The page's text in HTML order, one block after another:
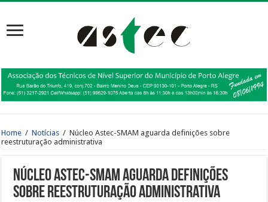
Home / Notícias / Núcleo Astec-SMAM aguarda definições sobre
reestruturação administrativa
Núcleo Astec-SMAM aguarda definições
sobre reestruturação administrativa